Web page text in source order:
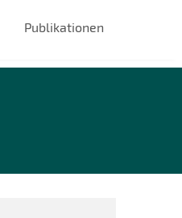
Publikationen